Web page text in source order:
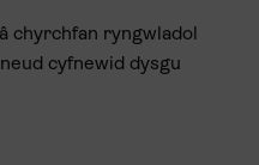
chyrchfan ryngwladol
cyfnewid dysgu